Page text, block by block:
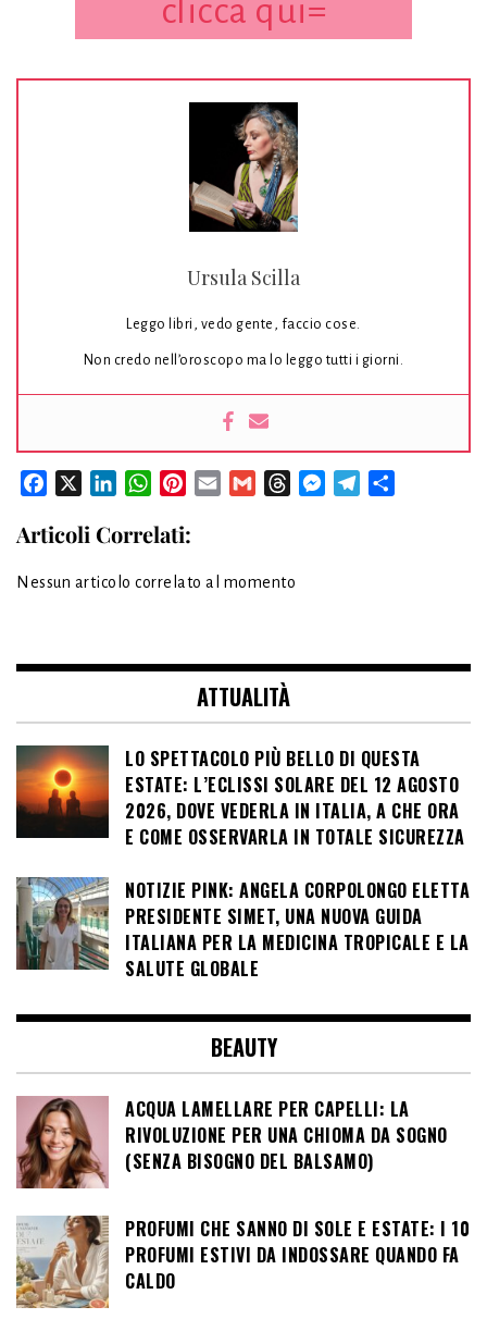
clicca qui=
Ursula Scilla
Leggo libri, vedo gente, faccio cose.
Non credo nell’oroscopo ma lo leggo tutti i giorni.
Facebook LinkedInWhatsAppPinterest
Email Gmail ThreadsMessenger
Telegram
Articoli Correlati:
Nessun articolo correlato al momento
ATTUALITÀ
LO SPETTACOLO PIÙ BELLO DI QUESTA
ESTATE: L’ECLISSI SOLARE DEL 12 AGOSTO
2026, DOVE VEDERLA IN ITALIA, A CHE ORA
E COME OSSERVARLA IN TOTALE SICUREZZA
NOTIZIE PINK: ANGELA CORPOLONGO ELETTA
PRESIDENTE SIMET, UNA NUOVA GUIDA
ITALIANA PER LA MEDICINA TROPICALE E LA
SALUTE GLOBALE
BEAUTY
ACQUA LAMELLARE PER CAPELLI: LA
RIVOLUZIONE PER UNA CHIOMA DA SOGNO
(SENZA BISOGNO DEL BALSAMO)
PROFUMI CHE SANNO DI SOLE E ESTATE: I 10
PROFUMI ESTIVI DA INDOSSARE QUANDO FA
CALDO